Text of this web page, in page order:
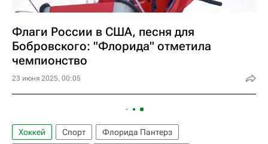
Флаги России в США, песня для
Бобровского: "Флорида" отметила
чемпионство
23 июня 2025, 00:05
Хоккей Спорт
Флорида Пантерз